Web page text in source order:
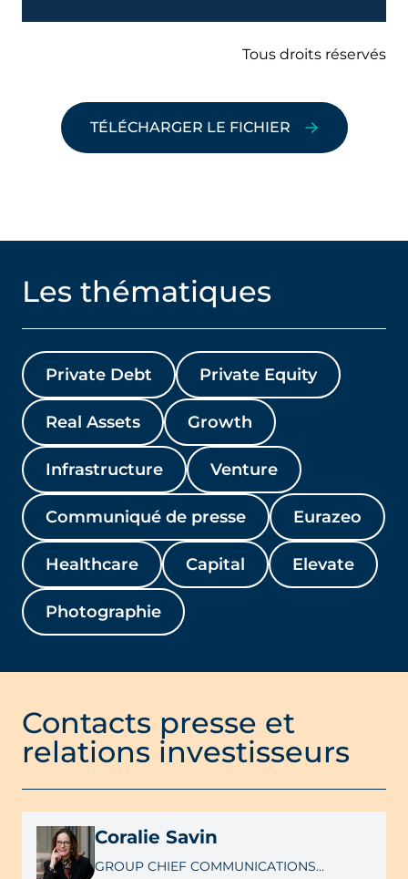
Tous droits réservés
TÉLÉCHARGER LE FICHIER
Les thématiques
Private Debt Private Equity
Real Assets Growth
Infrastructure Venture
Communiqué de presse Eurazeo
Healthcare Capital Elevate
Photographie
Contacts presse et
relations investisseurs
Coralie Savin
GROUP CHIEF COMMUNICATIONS